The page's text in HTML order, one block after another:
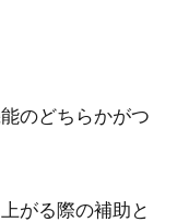
のどちらかがつ
がる際の補助と